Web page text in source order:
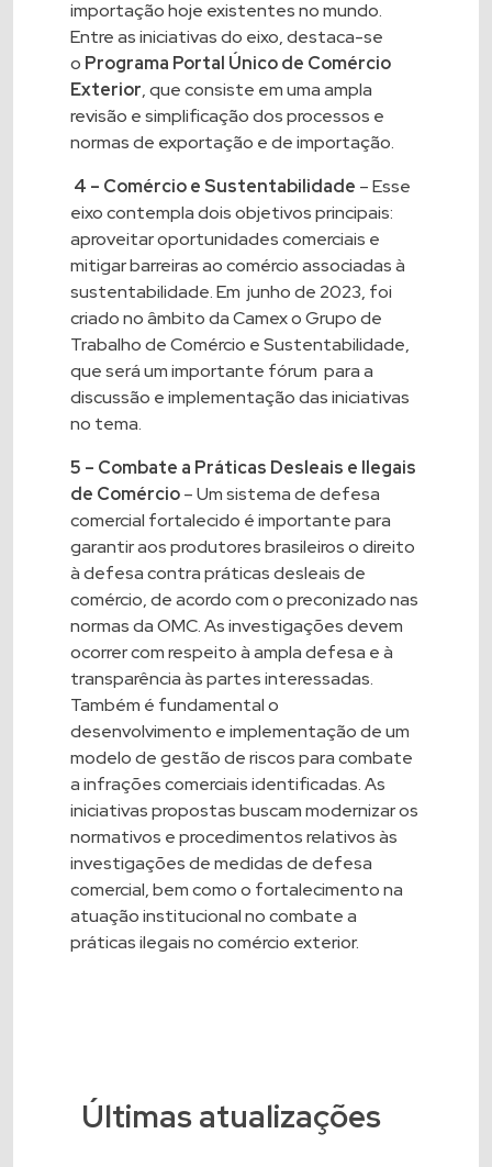
importação hoje existentes no mundo.
Entre as iniciativas do eixo, destaca-se
o Programa Portal Único de Comércio
Exterior, que consiste em uma ampla
revisão e simplificação dos processos e
normas de exportação e de importação.
4 – Comércio e Sustentabilidade – Esse
eixo contempla dois objetivos principais:
aproveitar oportunidades comerciais e
mitigar barreiras ao comércio associadas à
sustentabilidade. Em junho de 2023, foi
criado no âmbito da Camex o Grupo de
Trabalho de Comércio e Sustentabilidade,
que será um importante fórum para a
discussão e implementação das iniciativas
no tema.
5 – Combate a Práticas Desleais e Ilegais
de Comércio– Um sistema de defesa
comercial fortalecido é importante para
garantir aos produtores brasileiros o direito
à defesa contra práticas desleais de
comércio, de acordo com o preconizado nas
normas da OMC. As investigações devem
ocorrer com respeito à ampla defesa e à
transparência às partes interessadas.
Também é fundamental o
desenvolvimento e implementação de um
modelo de gestão de riscos para combate
a infrações comerciais identificadas. As
iniciativas propostas buscam modernizar os
normativos e procedimentos relativos às
investigações de medidas de defesa
comercial, bem como o fortalecimento na
atuação institucional no combate a
práticas ilegais no comércio exterior.
Últimas atualizações